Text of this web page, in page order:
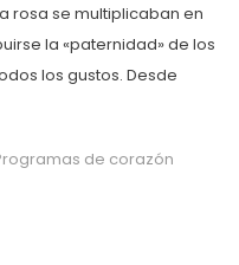
rosa se multiplicaban en
la «paternidad» de los
los gustos. Desde
de corazón